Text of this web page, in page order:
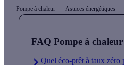
Pompe à chaleur Astuces énergétiques
FAQ Pompe à
Quel éco-prêt à taux zéro